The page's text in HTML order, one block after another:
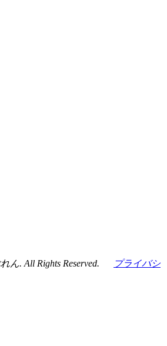
ん. All Rights Reserved.
プライバシ